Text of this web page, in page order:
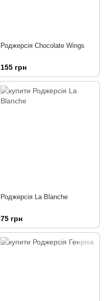
Роджерсія Chocolate Wings
155 грн
Роджерсія La Blanche
75 грн